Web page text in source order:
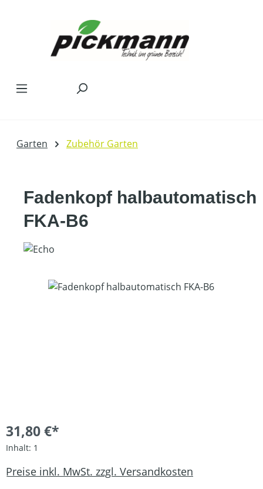
Garten Zubehör Garten
Fadenkopf halbautomatisch
FKA-B6
Bildergalerie überspringen
31,80 €*
Inhalt: 1
Preise inkl. MwSt. zzgl. Versandkosten